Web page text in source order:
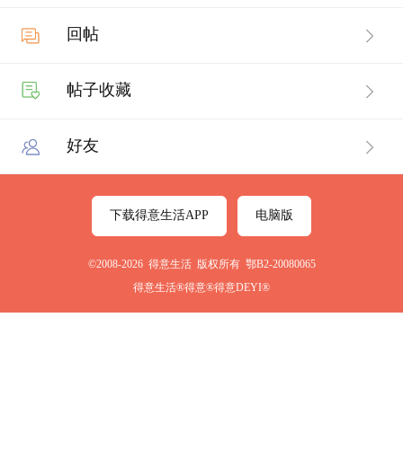
回帖
帖子收藏
好友
下载得意生活APP 电脑版
©2008-2026 得意生活 版权所有 鄂B2-20080065
得意生活®得意®得意DEYI®